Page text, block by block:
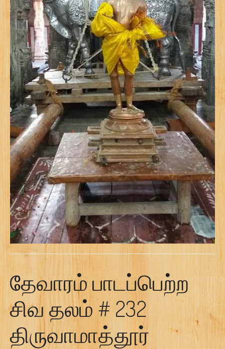
தேவாரம் பாடப்பெற்ற
சிவ தலம் # 232
திருவாமாத்தூர்